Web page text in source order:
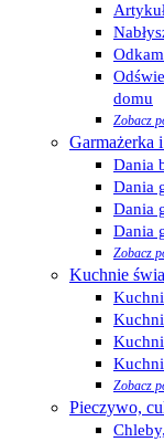
domu
Zobacz
Garmażerka
Dania
Dania
Dania
Dania
Zobacz
Kuchnie
Zobacz
Pieczywo,